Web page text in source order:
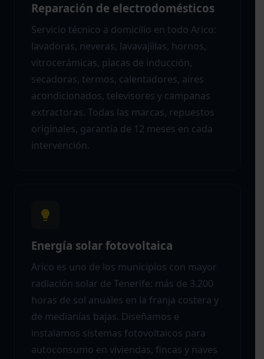
Reparación de electrodomésticos
Servicio técnico a domicilio en todo Arico:
lavadoras, neveras, lavavajillas, hornos,
vitrocerámicas, placas de inducción,
secadoras, termos, calentadores, aires
acondicionados, televisores y campanas
extractoras. Todas las marcas, repuestos
originales, garantía de 12 meses en cada
intervención.
Energía solar fotovoltaica
Arico es uno de los municipios con mayor
radiación solar de Tenerife: más de 3.200
horas de sol anuales en la franja costera y
de medianías bajas. Diseñamos e
instalamos sistemas fotovoltaicos para
autoconsumo en viviendas, fincas y naves